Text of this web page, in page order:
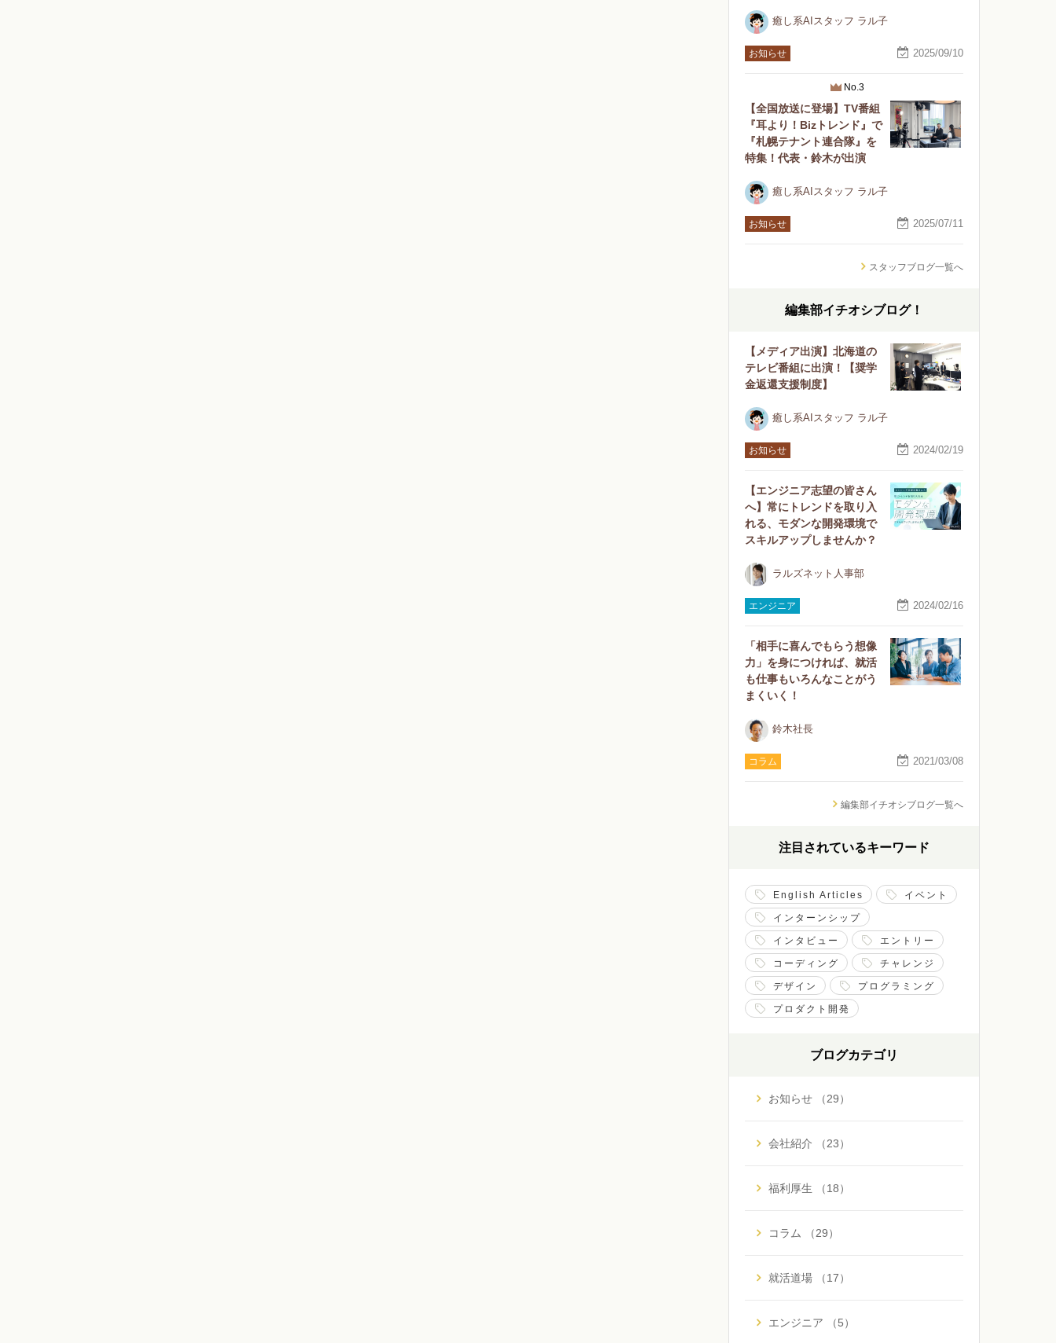
癒し系AIスタッフ ラル子
お知らせ 2025/09/10
No.3
【全国放送に登場】TV番組
『耳より！Bizトレンド』で
『札幌テナント連合隊』を
特集！代表・鈴木が出演
癒し系AIスタッフ ラル子
お知らせ 2025/07/11
スタッフブログ一覧へ
編集部イチオシブログ！
【メディア出演】北海道の
テレビ番組に出演！【奨学
金返還支援制度】
癒し系AIスタッフ ラル子
お知らせ 2024/02/19
【エンジニア志望の皆さん
へ】常にトレンドを取り入
れる、モダンな開発環境で
スキルアップしませんか？
ラルズネット人事部
エンジニア 2024/02/16
「相手に喜んでもらう想像
力」を身につければ、就活
も仕事もいろんなことがう
まくいく！
鈴木社長
コラム 2021/03/08
編集部イチオシブログ一覧へ
注目されているキーワード
English Articles イベント
インターンシップ
インタビュー エントリー
コーディング チャレンジ
デザイン プログラミング
プロダクト開発
ブログカテゴリ
お知らせ （29）
会社紹介 （23）
福利厚生 （18）
コラム （29）
就活道場 （17）
エンジニア （5）